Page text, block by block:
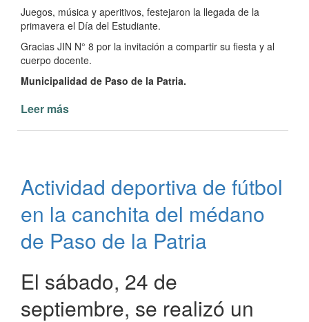
Juegos, música y aperitivos, festejaron la llegada de la
primavera el Día del Estudiante.
Gracias JIN N° 8 por la invitación a compartir su fiesta y al
cuerpo docente.
Municipalidad de Paso de la Patria.
Leer más
Municipal
con
el
N°
de
festejos
Actividad deportiva de fútbol
en la canchita del médano
de Paso de la Patria
El sábado, 24 de
septiembre, se realizó un